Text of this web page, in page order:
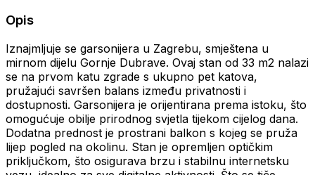
Opis
Iznajmljuje se garsonijera u Zagrebu, smještena u
mirnom dijelu Gornje Dubrave. Ovaj stan od 33 m2 nalazi
se na prvom katu zgrade s ukupno pet katova,
pružajući savršen balans između privatnosti i
dostupnosti. Garsonijera je orijentirana prema istoku, što
omogućuje obilje prirodnog svjetla tijekom cijelog dana.
Dodatna prednost je prostrani balkon s kojeg se pruža
lijep pogled na okolinu. Stan je opremljen optičkim
priključkom, što osigurava brzu i stabilnu internetsku